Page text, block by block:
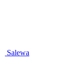
Salewa